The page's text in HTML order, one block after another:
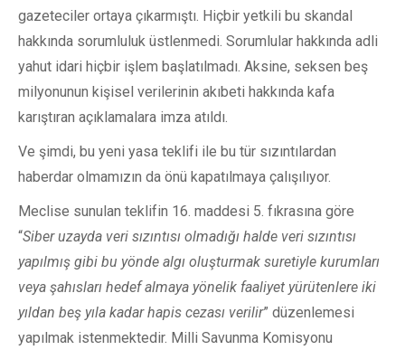
gazeteciler ortaya çıkarmıştı. Hiçbir yetkili bu skandal
hakkında sorumluluk üstlenmedi. Sorumlular hakkında adli
yahut idari hiçbir işlem başlatılmadı. Aksine, seksen beş
milyonunun kişisel verilerinin akıbeti hakkında kafa
karıştıran açıklamalara imza atıldı.
Ve şimdi, bu yeni yasa teklifi ile bu tür sızıntılardan
haberdar olmamızın da önü kapatılmaya çalışılıyor.
Meclise sunulan teklifin 16. maddesi 5. fıkrasına göre
“Siber uzayda veri sızıntısı olmadığı halde veri sızıntısı
yapılmış gibi bu yönde algı oluşturmak suretiyle kurumları
veya şahısları hedef almaya yönelik faaliyet yürütenlere iki
yıldan beş yıla kadar hapis cezası verilir” düzenlemesi
yapılmak istenmektedir. Milli Savunma Komisyonu